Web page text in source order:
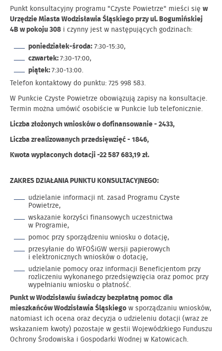
Punkt konsultacyjny programu "Czyste Powietrze" mieści się w
Urzędzie Miasta Wodzisławia Śląskiego przy ul. Bogumińskiej
4B w pokoju 308 i czynny jest w następujących godzinach:
poniedziałek-środa: 7:30-15:30,
czwartek: 7:30-17:00,
piątek: 7:30-13:00.
Telefon kontaktowy do punktu: 725 998 583.
W Punkcie Czyste Powietrze obowiązują zapisy na konsultacje.
Termin można umówić osobiście w Punkcie lub telefonicznie.
Liczba złożonych wniosków o dofinansowanie - 2433,
Liczba zrealizowanych przedsięwzięć - 1846,
Kwota wypłaconych dotacji -22 587 683,19 zł.
ZAKRES DZIAŁANIA PUNKTU KONSULTACYJNEGO:
udzielanie informacji nt. zasad Programu Czyste
Powietrze,
wskazanie korzyści finansowych uczestnictwa
w Programie,
pomoc przy sporządzeniu wniosku o dotację,
przesyłanie do WFOŚiGW wersji papierowych
i elektronicznych wniosków o dotację,
udzielanie pomocy oraz informacji Beneficjentom przy
rozliczeniu wykonanego przedsięwzięcia oraz pomoc przy
wypełnianiu wniosku o płatność.
Punkt w Wodzisławiu świadczy bezpłatną pomoc dla
mieszkańców Wodzisławia Śląskiego w sporządzaniu wniosków,
natomiast ich ocena oraz decyzja o udzieleniu dotacji (wraz ze
wskazaniem kwoty) pozostaje w gestii Wojewódzkiego Funduszu
Ochrony Środowiska i Gospodarki Wodnej w Katowicach.